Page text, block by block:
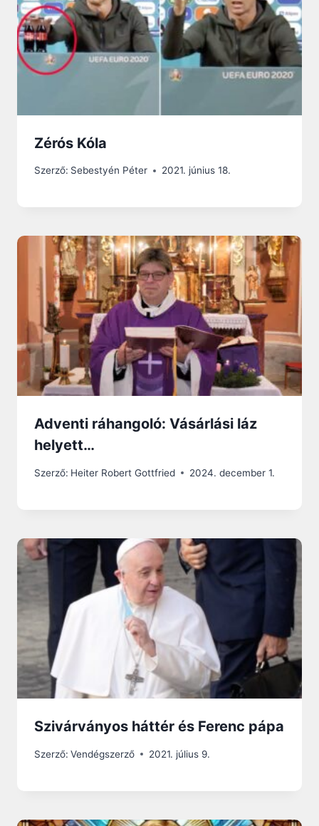
Zérós Kóla
Szerző: Sebestyén Péter 2021. június 18.
Adventi ráhangoló: Vásárlási láz
helyett…
Szerző: Heiter Robert Gottfried 2024. december 1.
Szivárványos háttér és Ferenc pápa
Szerző: Vendégszerző 2021. július 9.